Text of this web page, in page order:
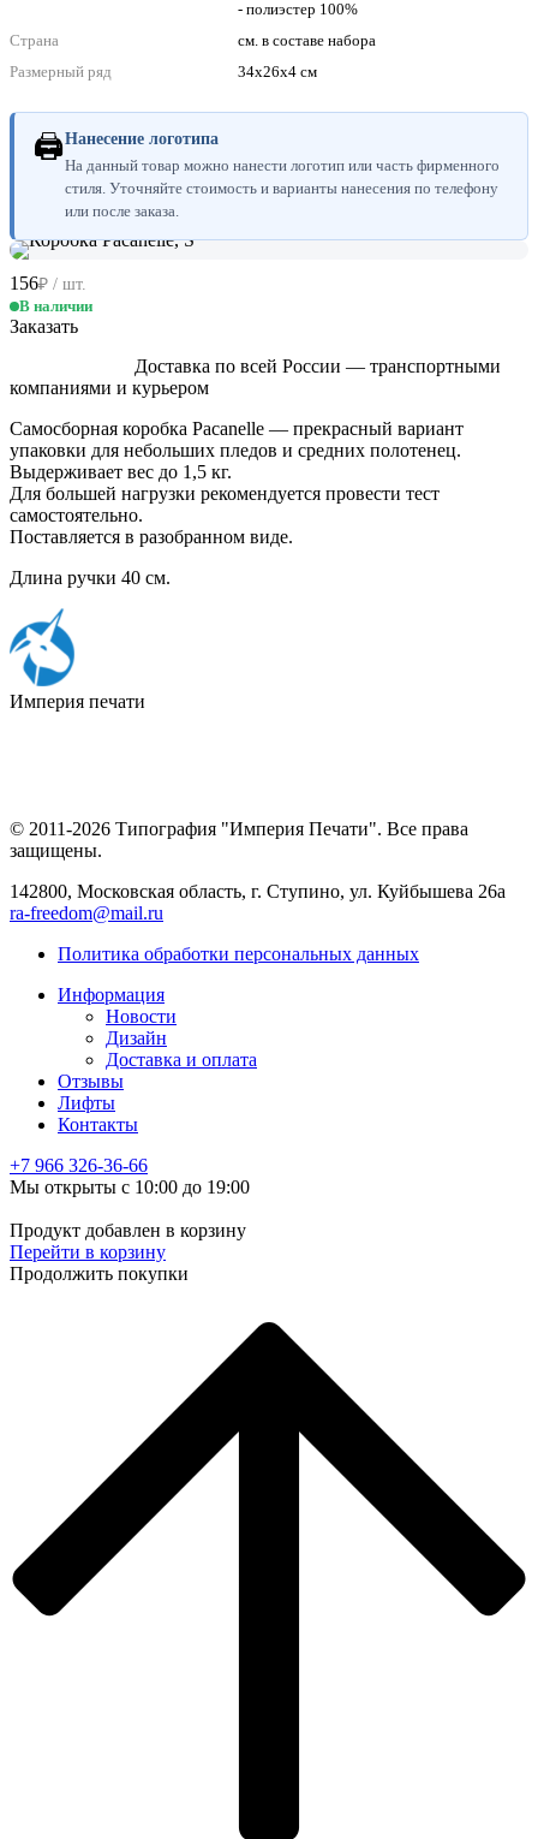
- полиэстер 100%
Страна
см. в составе набора
Размерный ряд
34х26х4 см
🖨Нанесение логотипа
На данный товар можно нанести логотип или часть фирменного
стиля. Уточняйте стоимость и варианты нанесения по телефону
или после заказа.
156₽ / шт.
В наличии
Заказать
Доставка по всей России — транспортными
компаниями и курьером
Самосборная коробка Pacanelle — прекрасный вариант
упаковки для небольших пледов и средних полотенец.
Выдерживает вес до 1,5 кг.
Для большей нагрузки рекомендуется провести тест
самостоятельно.
Поставляется в разобранном виде.
Длина ручки 40 см.
Империя печати
© 2011-2026 Типография "Империя Печати". Все права
защищены.
142800, Московская область, г. Ступино, ул. Куйбышева 26а
ra-freedom@mail.ru
Политика обработки персональных данных
Информация
Новости
Дизайн
Доставка и оплата
Отзывы
Лифты
Контакты
+7 966 326-36-66
Мы открыты с 10:00 до 19:00
Продукт добавлен в корзину
Перейти в корзину
Продолжить покупки